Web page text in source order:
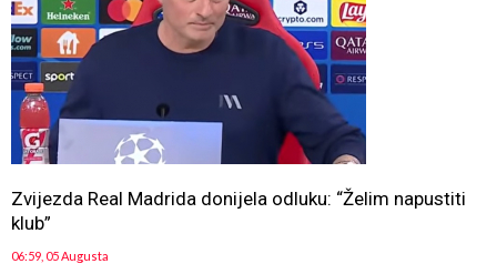
Zvijezda Real Madrida donijela odluku: “Želim napustiti
klub”
06:59, 05 Augusta